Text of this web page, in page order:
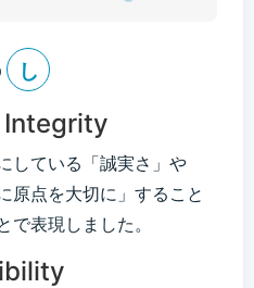
し
Integrity
している「誠実さ」や
原点を大切に」すること
で表現しました。